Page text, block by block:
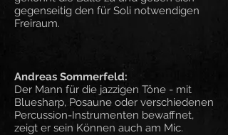
gegenseitig den für Soli notwendigen
Freiraum.
Andreas Sommerfeld:
Der Mann für die jazzigen Töne - mit
Bluesharp, Posaune oder verschiedenen
Percussion-Instrumenten bewaffnet,
zeigt er sein Können auch am Mic.